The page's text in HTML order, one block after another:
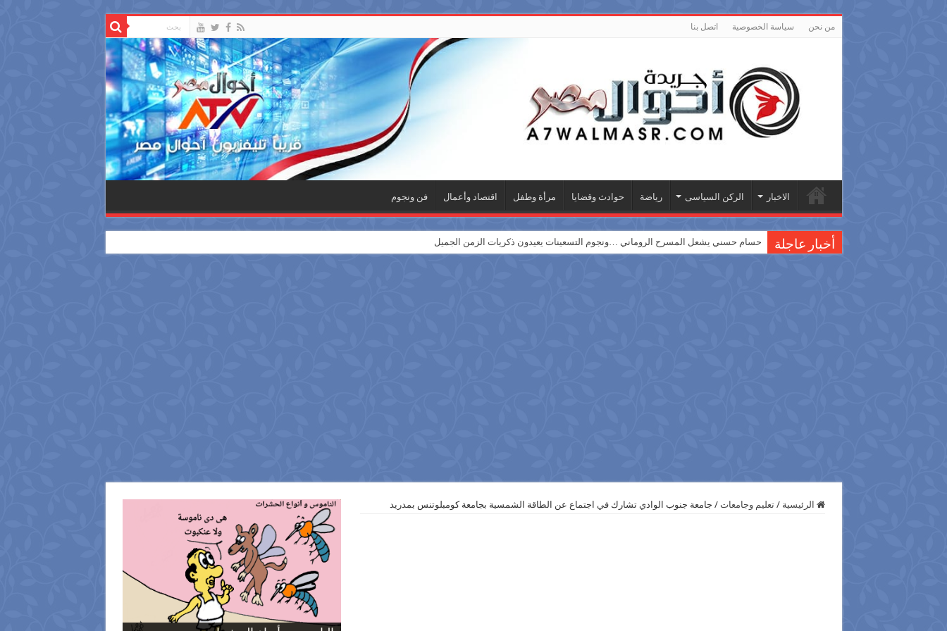
من نحن سياسة الخصوصية اتصل بنا
الاخبار الركن السياسى رياضة حوادث وقضايا مرأة وطفل اقتصاد وأعمال فن ونجوم
أخبار عاجلة حسام حسني يشعل المسرح الروماني …ونجوم التسعينات يعيدون ذكريات الزمن الجميل
الرئيسية / تعليم وجامعات / جامعة جنوب الوادي تشارك في اجتماع عن الطاقة الشمسية بجامعة كومبلوتنس بمدريد